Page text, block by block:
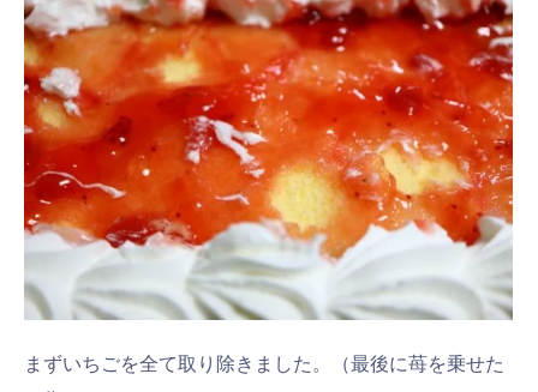
まずいちごを全て取り除きました。（最後に苺を乗せた